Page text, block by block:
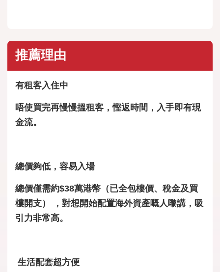
推薦理由
有租客入住中
唔使買完再慢慢搵租客，慳返時間，入手即有現
金流。
總價夠低，容易入場
總價僅需約$38萬港幣（已全包樓價、稅金及買
樓開支） ，對想開始配置海外資產嘅人嚟講，吸
引力非常高。
生活配套超方便